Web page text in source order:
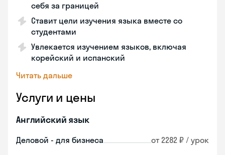
себя за границей
Ставит цели изучения языка вместе со
студентами
Увлекается изучением языков, включая
корейский и испанский
Читать дальше
Услуги и цены
Английский язык
Деловой - для бизнеса от 2282 ₽ / урок